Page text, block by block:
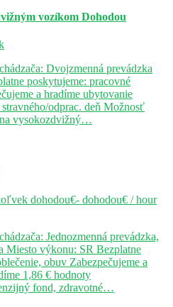
vozíkom Dohodou
Dvojzmenná prevádzka
poskytujeme: pracovné
a hradíme ubytovanie
odprac. deň Možnosť
vysokozdvižný…
dohodou€- dohodou€ / hour
Jednozmenná prevádzka,
Miesto výkonu: SR Bezplatne
obuv Zabezpečujeme a
1,86 € hodnoty
fond, zdravotné…